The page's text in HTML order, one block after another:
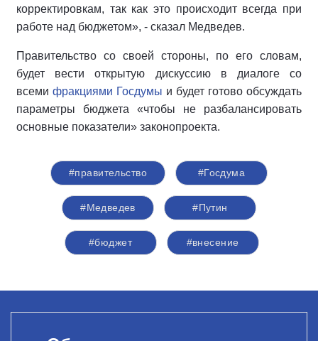
корректировкам, так как это происходит всегда при
работе над бюджетом», - сказал Медведев.
Правительство со своей стороны, по его словам,
будет вести открытую дискуссию в диалоге со
всеми фракциями Госдумы и будет готово обсуждать
параметры бюджета «чтобы не разбалансировать
основные показатели» законопроекта.
#правительство #Госдума
#Медведев #Путин
#бюджет #внесение